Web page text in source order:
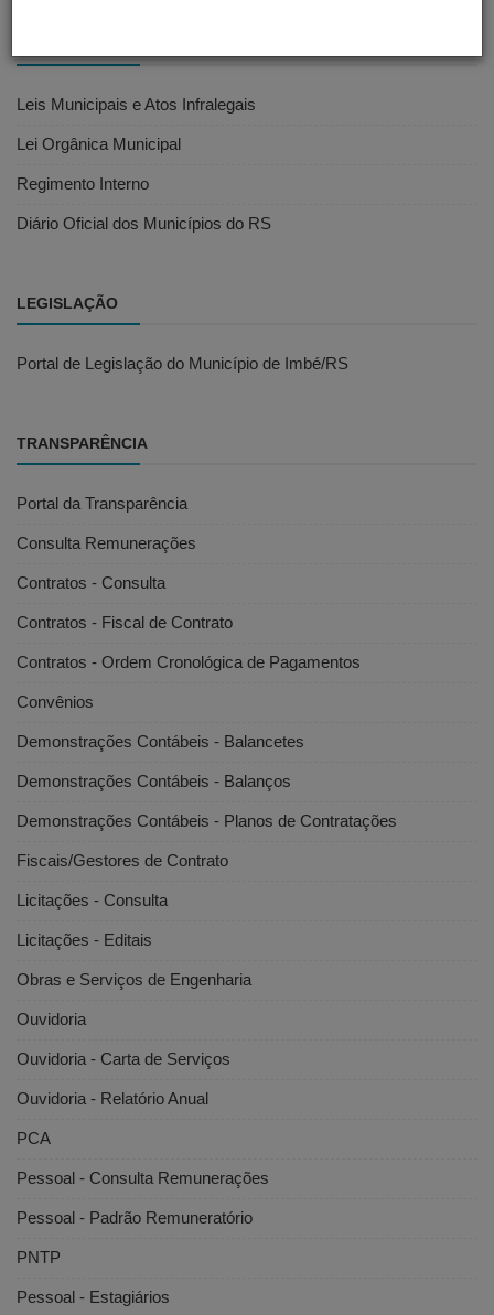
Leis Municipais e Atos Infralegais
Lei Orgânica Municipal
Regimento Interno
Diário Oficial dos Municípios do RS
LEGISLAÇÃO
Portal de Legislação do Município de Imbé/RS
TRANSPARÊNCIA
Portal da Transparência
Consulta Remunerações
Contratos - Consulta
Contratos - Fiscal de Contrato
Contratos - Ordem Cronológica de Pagamentos
Convênios
Demonstrações Contábeis - Balancetes
Demonstrações Contábeis - Balanços
Demonstrações Contábeis - Planos de Contratações
Fiscais/Gestores de Contrato
Licitações - Consulta
Licitações - Editais
Obras e Serviços de Engenharia
Ouvidoria
Ouvidoria - Carta de Serviços
Ouvidoria - Relatório Anual
PCA
Pessoal - Consulta Remunerações
Pessoal - Padrão Remuneratório
PNTP
Pessoal - Estagiários